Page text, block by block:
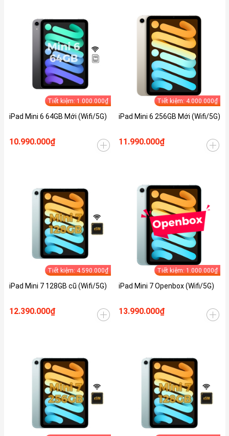
Tiết kiệm: 1.000.000₫
iPad Mini 6 64GB Mới (Wifi/5G)
10.990.000₫
Tiết kiệm: 4.000.000₫
iPad Mini 6 256GB Mới (Wifi/5G)
11.990.000₫
Tiết kiệm: 4.590.000₫
iPad Mini 7 128GB cũ (Wifi/5G)
12.390.000₫
Tiết kiệm: 1.000.000₫
iPad Mini 7 Openbox (Wifi/5G)
13.990.000₫